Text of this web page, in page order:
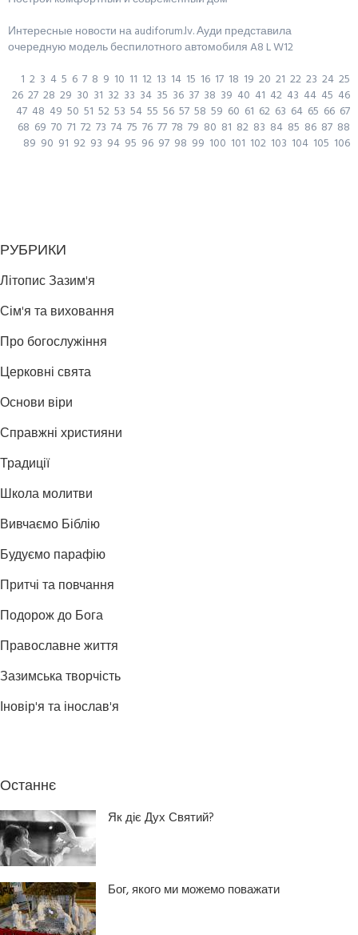
Интересные новости на audiforum.lv. Ауди представила
очередную модель беспилотного автомобиля A8 L W12
1 2 3 4 5 6 7 8 9 10 11 12 13 14 15 16 17 18 19 20 21 22 23 24 25
26 27 28 29 30 31 32 33 34 35 36 37 38 39 40 41 42 43 44 45 46
47 48 49 50 51 52 53 54 55 56 57 58 59 60 61 62 63 64 65 66 67
68 69 70 71 72 73 74 75 76 77 78 79 80 81 82 83 84 85 86 87 88
89 90 91 92 93 94 95 96 97 98 99 100 101 102 103 104 105 106
РУБРИКИ
Літопис Зазим'я
Сім'я та виховання
Про богослужіння
Церковні свята
Основи віри
Справжні християни
Традиції
Школа молитви
Вивчаємо Біблію
Будуємо парафію
Притчі та повчання
Подорож до Бога
Православне життя
Зазимська творчість
Іновір'я та інослав'я
Останнє
Як діє Дух Святий?
Бог, якого ми можемо поважати